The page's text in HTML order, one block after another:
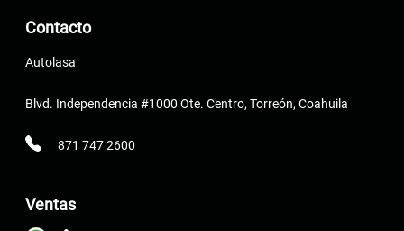
Contacto
Autolasa
Blvd. Independencia #1000 Ote. Centro, Torreón, Coahuila
871 747 2600
Ventas